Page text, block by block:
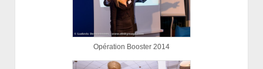
Opération Booster 2014